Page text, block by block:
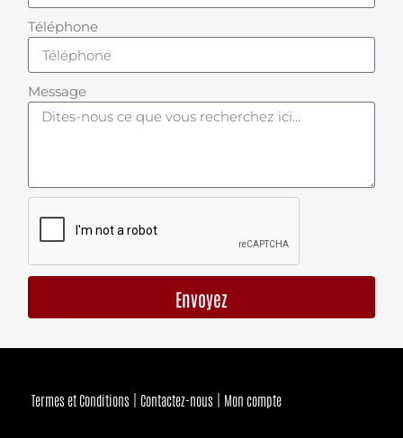
Téléphone
Message
Envoyez
Termes et Conditions Contactez-nous Mon compte